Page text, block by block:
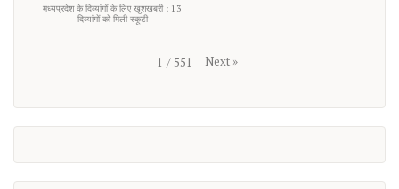
मध्यप्रदेश के दिव्यांगों के लिए खुशखबरी : 13
दिव्यांगों को मिली स्कूटी
1 / 551 Next »